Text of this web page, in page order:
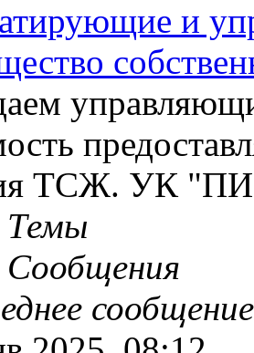
и
ТСЖ. УК
Темы
Сообщения
сообщение